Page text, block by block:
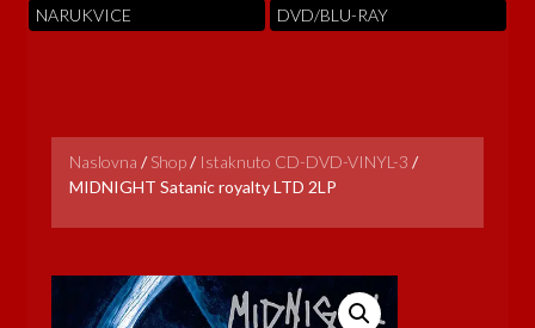
NARUKVICE
DVD/BLU-RAY
Naslovna / Shop/ Istaknuto CD-DVD-VINYL-3 /
MIDNIGHT Satanic royalty LTD 2LP